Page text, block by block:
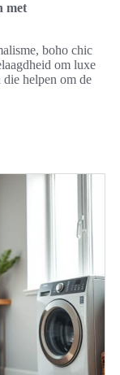
met
boho chic
om luxe
helpen om de